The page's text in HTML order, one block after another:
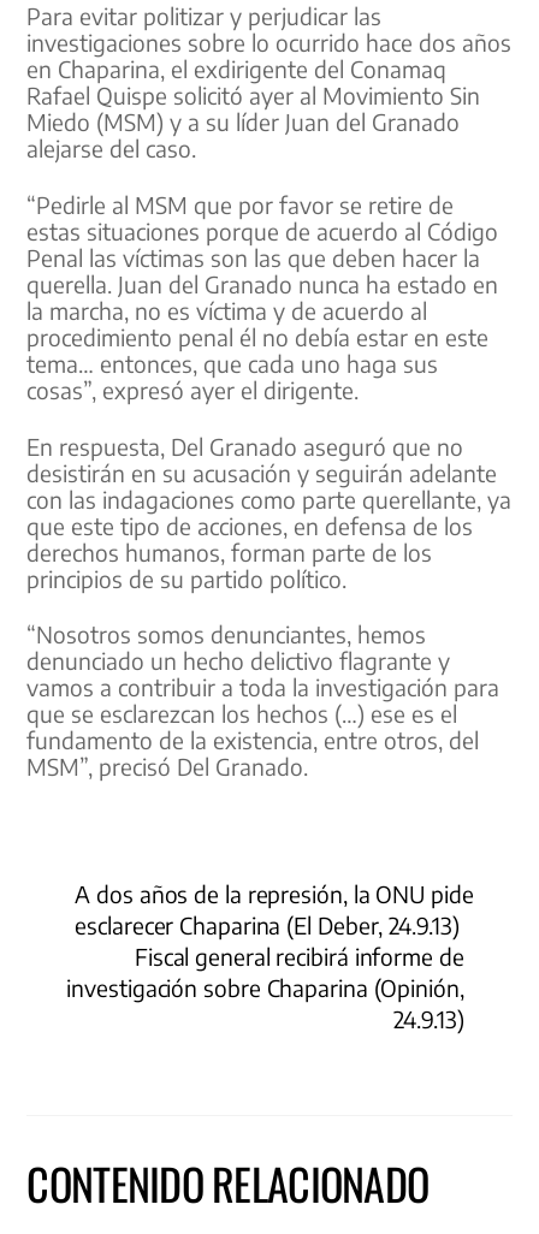
Para evitar politizar y perjudicar las
investigaciones sobre lo ocurrido hace dos años
en Chaparina, el exdirigente del Conamaq
Rafael Quispe solicitó ayer al Movimiento Sin
Miedo (MSM) y a su líder Juan del Granado
alejarse del caso.
“Pedirle al MSM que por favor se retire de
estas situaciones porque de acuerdo al Código
Penal las víctimas son las que deben hacer la
querella. Juan del Granado nunca ha estado en
la marcha, no es víctima y de acuerdo al
procedimiento penal él no debía estar en este
tema… entonces, que cada uno haga sus
cosas”, expresó ayer el dirigente.
En respuesta, Del Granado aseguró que no
desistirán en su acusación y seguirán adelante
con las indagaciones como parte querellante, ya
que este tipo de acciones, en defensa de los
derechos humanos, forman parte de los
principios de su partido político.
“Nosotros somos denunciantes, hemos
denunciado un hecho delictivo flagrante y
vamos a contribuir a toda la investigación para
que se esclarezcan los hechos (…) ese es el
fundamento de la existencia, entre otros, del
MSM”, precisó Del Granado.
A dos años de la represión, la ONU pide
esclarecer Chaparina (El Deber, 24.9.13)
Fiscal general recibirá informe de
investigación sobre Chaparina (Opinión,
24.9.13)
CONTENIDO RELACIONADO